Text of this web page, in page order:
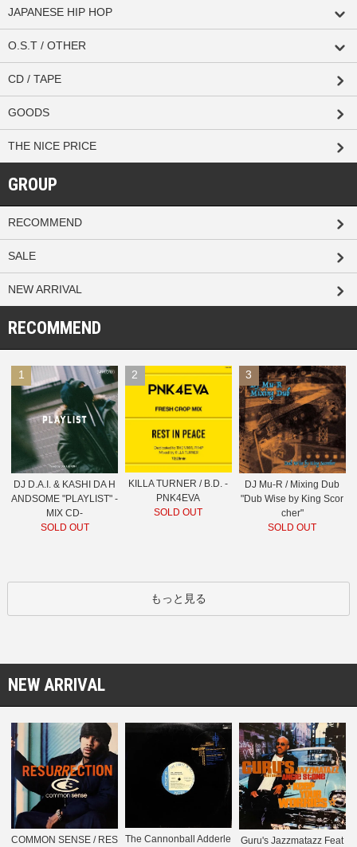
JAPANESE HIP HOP
O.S.T / OTHER
CD / TAPE
GOODS
THE NICE PRICE
GROUP
RECOMMEND
SALE
NEW ARRIVAL
RECOMMEND
1
DJ D.A.I. & KASHI DA H
ANDSOME "PLAYLIST" -
MIX CD-
SOLD OUT
2
KILLA TURNER / B.D. -
PNK4EVA
SOLD OUT
3
DJ Mu-R / Mixing Dub
"Dub Wise by King Scor
cher"
SOLD OUT
もっと見る
NEW ARRIVAL
COMMON SENSE / RES
The Cannonball Adderle
Guru's Jazzmatazz Feat